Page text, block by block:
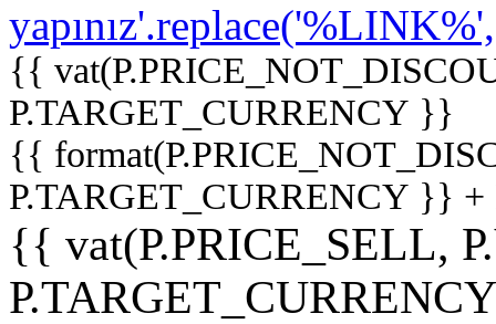
{{
P.TARGET_CURRENCY }}
{{
P.TARGET_CURRENCY }}
{{ vat(P.PRICE_SELL,